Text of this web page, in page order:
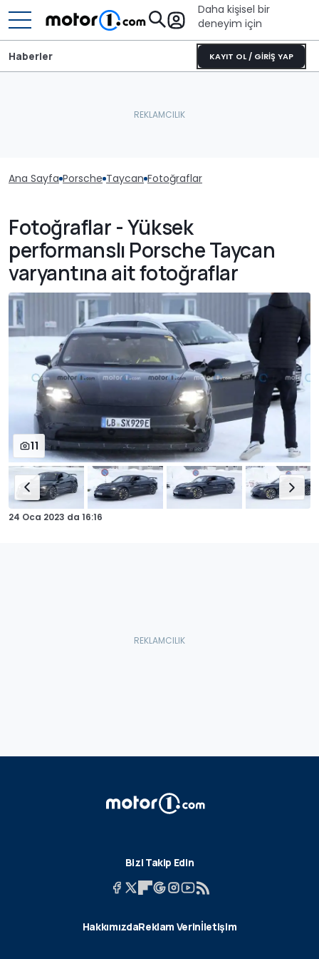
Daha kişisel bir
deneyim için
KAYIT OL / GİRİŞ YAP
Haberler
Ana Sayfa Porsche Taycan Fotoğraflar
Fotoğraflar - Yüksek
performanslı Porsche Taycan
varyantına ait fotoğraflar
11
24 Oca 2023 da 16:16
Bizi Takip Edin
HakkımızdaReklam Verinİletişim